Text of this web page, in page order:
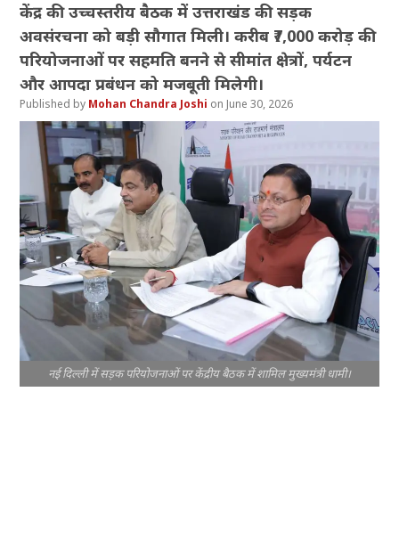
केंद्र की उच्चस्तरीय बैठक में उत्तराखंड की सड़क
अवसंरचना को बड़ी सौगात मिली। करीब ₹7,000 करोड़ की
परियोजनाओं पर सहमति बनने से सीमांत क्षेत्रों, पर्यटन
और आपदा प्रबंधन को मजबूती मिलेगी।
Mohan Chandra Joshi June 30, 2026
नई दिल्ली में सड़क परियोजनाओं पर केंद्रीय बैठक में शामिल मुख्यमंत्री धामी।